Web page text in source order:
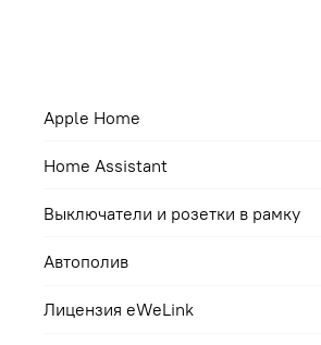
Apple Home
Home Assistant
Выключатели и розетки в рамку
Автополив
Лицензия eWeLink